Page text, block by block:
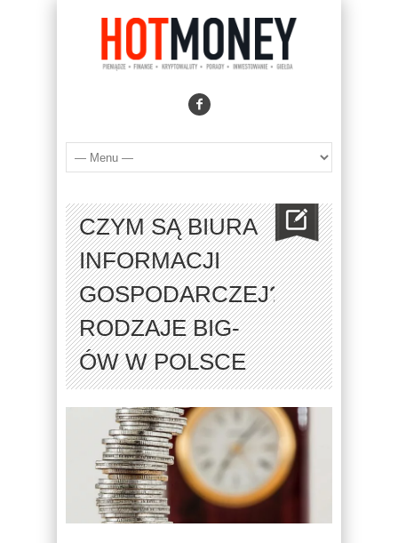
CZYM SĄ BIURA
INFORMACJI
GOSPODARCZEJ?
RODZAJE BIG-
ÓW W POLSCE